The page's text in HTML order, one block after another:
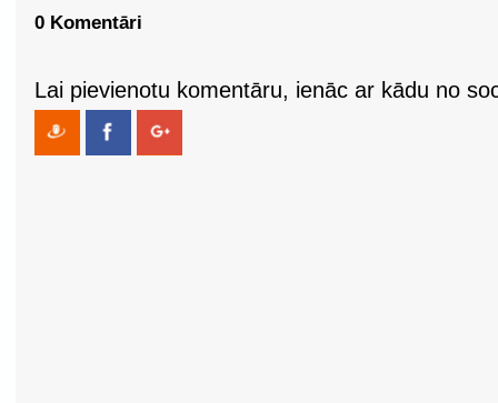
0 Komentāri
Lai pievienotu komentāru, ienāc ar kādu no